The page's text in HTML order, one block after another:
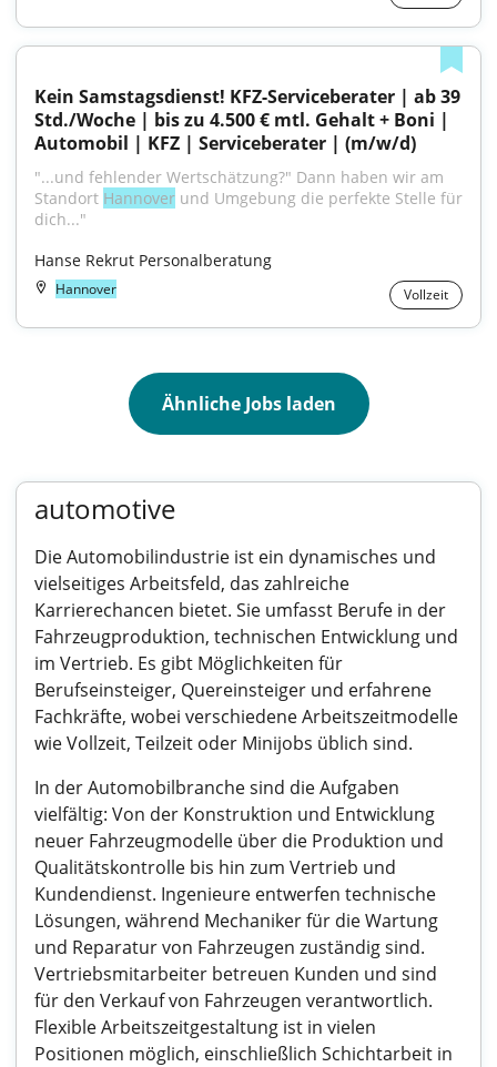
Kein Samstagsdienst! KFZ-Serviceberater | ab 39
Std./Woche | bis zu 4.500 € mtl. Gehalt + Boni |
Automobil | KFZ | Serviceberater | (m/w/d)
"...und fehlender Wertschätzung?" Dann haben wir am
Standort Hannover und Umgebung die perfekte Stelle für
dich..."
Hanse Rekrut Personalberatung
Hannover Vollzeit
Ähnliche Jobs laden
automotive
Die Automobilindustrie ist ein dynamisches und
vielseitiges Arbeitsfeld, das zahlreiche
Karrierechancen bietet. Sie umfasst Berufe in der
Fahrzeugproduktion, technischen Entwicklung und
im Vertrieb. Es gibt Möglichkeiten für
Berufseinsteiger, Quereinsteiger und erfahrene
Fachkräfte, wobei verschiedene Arbeitszeitmodelle
wie Vollzeit, Teilzeit oder Minijobs üblich sind.
In der Automobilbranche sind die Aufgaben
vielfältig: Von der Konstruktion und Entwicklung
neuer Fahrzeugmodelle über die Produktion und
Qualitätskontrolle bis hin zum Vertrieb und
Kundendienst. Ingenieure entwerfen technische
Lösungen, während Mechaniker für die Wartung
und Reparatur von Fahrzeugen zuständig sind.
Vertriebsmitarbeiter betreuen Kunden und sind
für den Verkauf von Fahrzeugen verantwortlich.
Flexible Arbeitszeitgestaltung ist in vielen
Positionen möglich, einschließlich Schichtarbeit in